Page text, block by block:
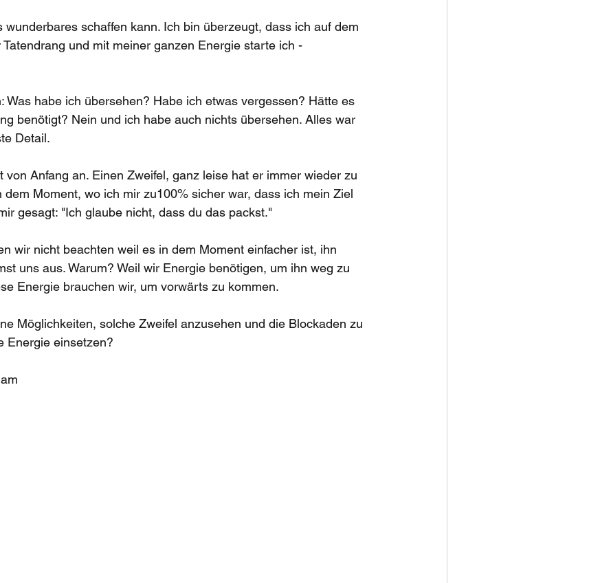
wunderbares schaffen kann. Ich bin überzeugt, dass ich auf dem
Tatendrang und mit meiner ganzen Energie starte ich -
Was habe ich übersehen? Habe ich etwas vergessen? Hätte es
benötigt? Nein und ich habe auch nichts übersehen. Alles war
Detail.
von Anfang an. Einen Zweifel, ganz leise hat er immer wieder zu
dem Moment, wo ich mir zu100% sicher war, dass ich mein Ziel
gesagt: "Ich glaube nicht, dass du das packst."
wir nicht beachten weil es in dem Moment einfacher ist, ihn
uns aus. Warum? Weil wir Energie benötigen, um ihn weg zu
Energie brauchen wir, um vorwärts zu kommen.
Möglichkeiten, solche Zweifel anzusehen und die Blockaden zu
Energie einsetzen?